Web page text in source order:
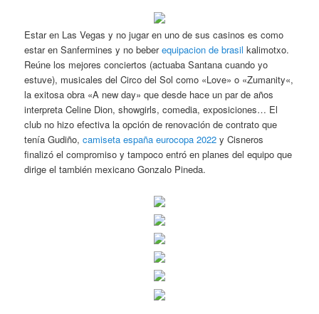
Estar en Las Vegas y no jugar en uno de sus casinos es como
estar en Sanfermines y no beberequipacion de brasil kalimotxo.
Reúne los mejores conciertos (actuaba Santana cuando yo
estuve), musicales del Circo del Sol como «Love» o «Zumanity«,
la exitosa obra «A new day» que desde hace un par de años
interpreta Celine Dion, showgirls, comedia, exposiciones… El
club no hizo efectiva la opción de renovación de contrato que
tenía Gudiño,camiseta españa eurocopa 2022 y Cisneros
finalizó el compromiso y tampoco entró en planes del equipo que
dirige el también mexicano Gonzalo Pineda.